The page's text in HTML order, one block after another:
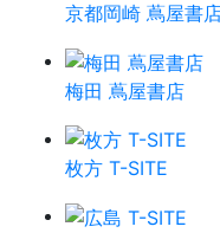
京都岡崎 蔦屋書
梅田 蔦屋書店
枚方 T-SITE